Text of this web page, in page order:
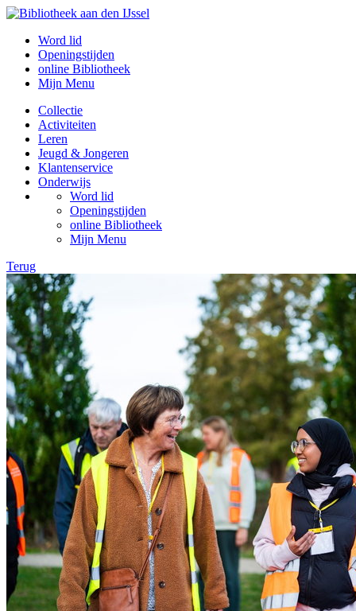
Word lid
Openingstijden
online Bibliotheek
Mijn Menu
Collectie
Activiteiten
Leren
Jeugd & Jongeren
Klantenservice
Onderwijs
Word lid
Openingstijden
online Bibliotheek
Mijn Menu
Terug